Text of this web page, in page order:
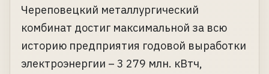
Череповецкий металлургический
комбинат достиг максимальной за всю
историю предприятия годовой выработки
электроэнергии – 3 279 млн. кВтч,